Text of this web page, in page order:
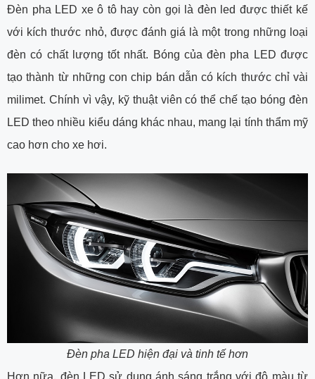
Đèn pha LED xe ô tô hay còn gọi là đèn led được thiết kế
với kích thước nhỏ, được đánh giá là một trong những loại
đèn có chất lượng tốt nhất. Bóng của đèn pha LED được
tạo thành từ những con chip bán dẫn có kích thước chỉ vài
milimet. Chính vì vậy, kỹ thuật viên có thể chế tạo bóng đèn
LED theo nhiều kiểu dáng khác nhau, mang lại tính thẩm mỹ
cao hơn cho xe hơi.
Đèn pha LED hiện đại và tinh tế hơn